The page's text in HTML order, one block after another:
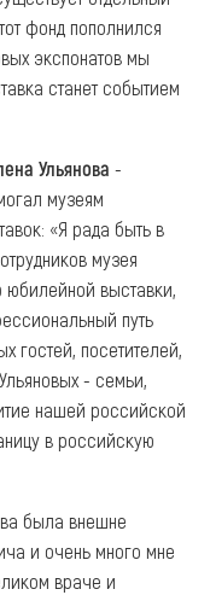
фонд пополнился
экспонатов мы
станет событием
Ульянова -
музеям
«Я рада быть в
музея
выставки,
путь
гостей, посетителей,
- семьи,
нашей российской
в российскую
была внешне
и очень много мне
враче и